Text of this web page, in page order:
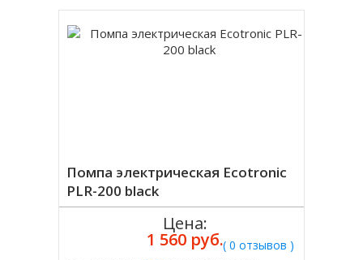
Помпа электрическая Ecotronic
PLR-200 black
( 0 отзывов )
Цена:
1 560 руб.